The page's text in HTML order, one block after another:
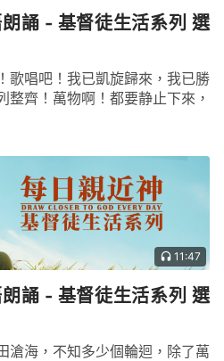
誦 - 基督徒生活系列 選
歌唱吧！我已凱旋歸來，我已勝
整齊！萬物啊！都要静止下來，
11:47
誦 - 基督徒生活系列 選
滄海，不知多少個輪迴，除了萬